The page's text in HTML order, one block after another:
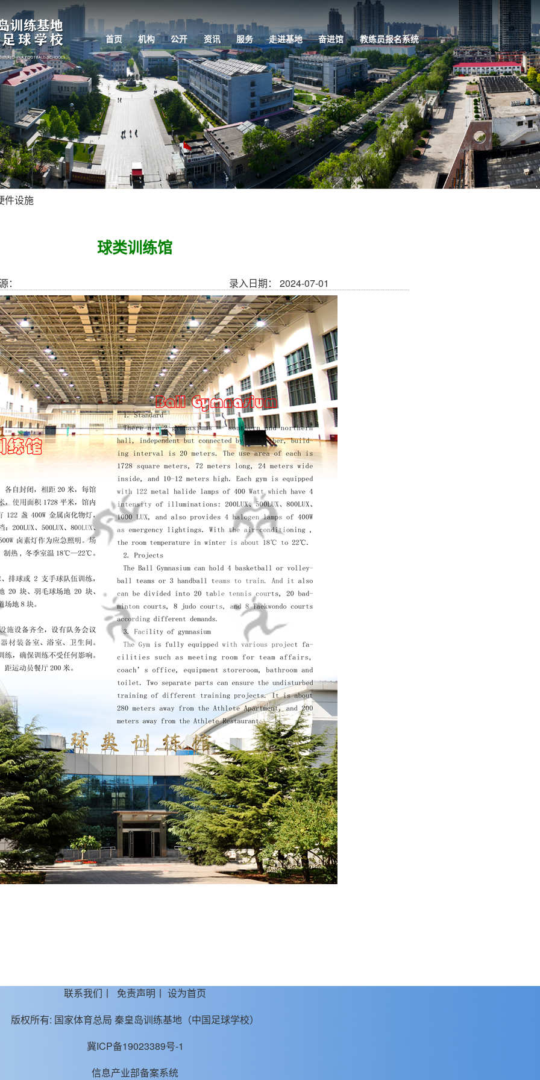
首页 机构 公开 资讯 服务 走进基地 奋进馆 教练员报名系统
件设施
球类训练馆
： 录入日期： 2024-07-01
联系我们 丨 免责声明 丨 设为首页
版权所有: 国家体育总局 秦皇岛训练基地（中国足球学校）
冀ICP备19023389号-1
信息产业部备案系统